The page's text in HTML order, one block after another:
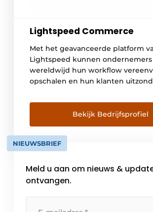
Lightspeed Commerce
Met het geavanceerde platform
Lightspeed kunnen ondernemers
wereldwijd hun workflow
opschalen en hun klanten
kassasysteem is ontworpen voor
horecaondernemers met ambitie.
ondernemers de tools die ze
om de status quo uit te dagen.
Restaurant Lightspeed’s complete
horecaondernemers in staat om
Bekijk Bedrijfsprofiel
NIEUWSBRIEF
Meld u aan om nieuws &
ontvangen.